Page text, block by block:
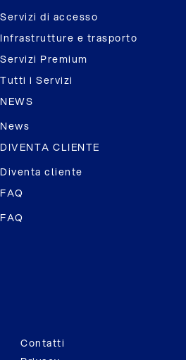
Servizi di accesso
Infrastrutture e trasporto
Servizi Premium
Tutti i Servizi
NEWS
News
DIVENTA CLIENTE
Diventa cliente
FAQ
FAQ
Contatti